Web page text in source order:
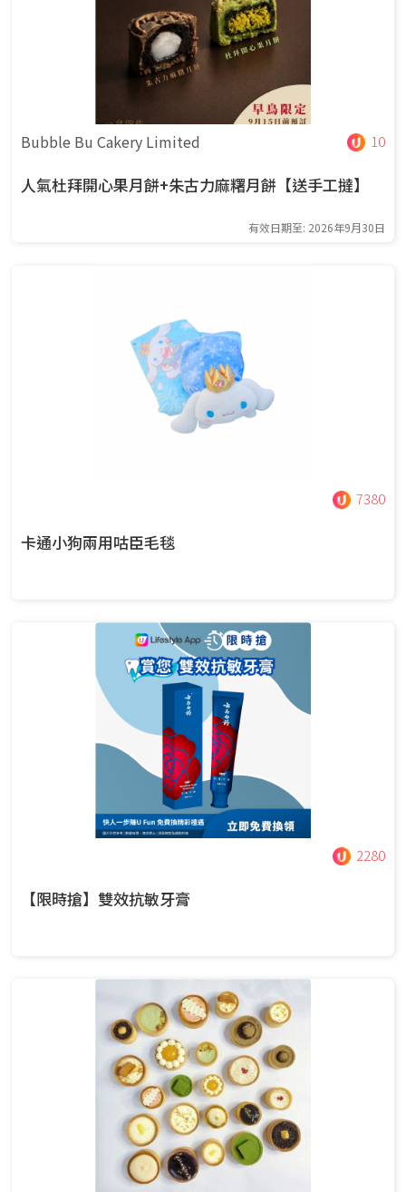
Bubble Bu Cakery Limited 10
人氣杜拜開心果月餅+朱古力麻糬月餅【送手工撻】
有效日期至: 2026年9月30日
7380
卡通小狗兩用咕臣毛毯
2280
【限時搶】雙效抗敏牙膏